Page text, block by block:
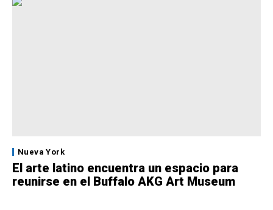
Nueva York
El arte latino encuentra un espacio para
reunirse en el Buffalo AKG Art Museum